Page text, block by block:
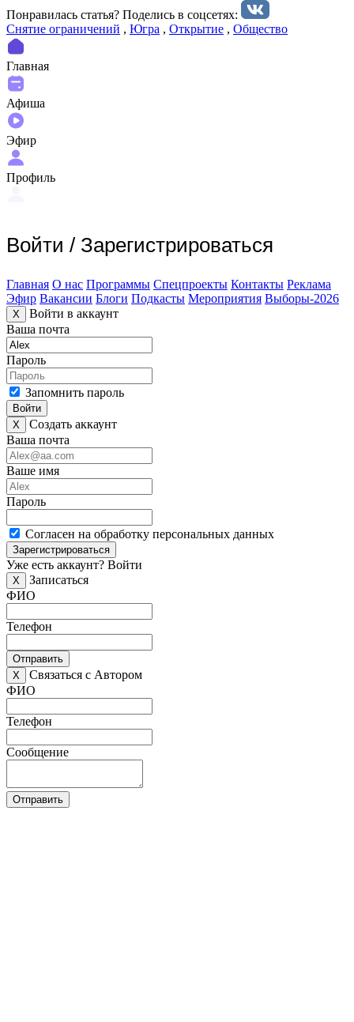
Понравилась статья? Поделиcь в соцсетях:
Снятие ограничений , Югра , Открытие , Общество
Главная
Афиша
Эфир
Профиль
Войти / Зарегистрироваться
Главная О нас Программы Спецпроекты Контакты Реклама
Эфир Вакансии Блоги Подкасты Мероприятия Выборы-2026
X
Войти в аккаунт
Ваша почта
Пароль
Запомнить пароль
Войти
X
Создать аккаунт
Ваша почта
Ваше имя
Пароль
Согласен на обработку персональных данных
Зарегистрироваться
Уже есть аккаунт? Войти
X
Записаться
ФИО
Телефон
Отправить
X
Связаться с Автором
ФИО
Телефон
Сообщение
Отправить